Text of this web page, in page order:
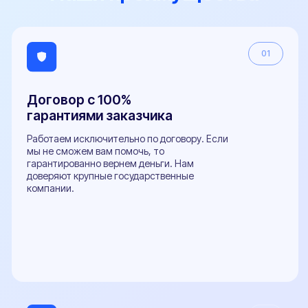
Оперативная поддержка
04
лаборатория. Это позволяет сохранить низкую цену
для наших клиентов и высокую скорость выдачи
документов.